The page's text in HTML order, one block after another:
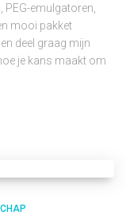
emulgatoren,
mooi pakket
deel graag mijn
je kans maakt om